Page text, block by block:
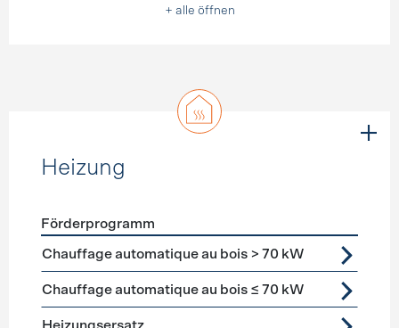
+ alle öffnen
Heizung
Förderprogramme Heizung
Förderprogramm
Chauffage automatique au bois > 70 kW
Chauffage automatique au bois ≤ 70 kW